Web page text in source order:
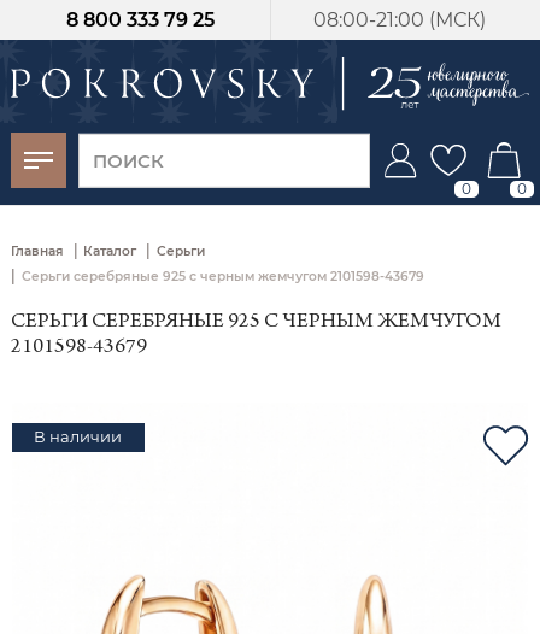
08:00-21:00 (МСК)
8 800 333 79 25
0 0
Главная | Каталог | Серьги
| Серьги серебряные 925 с черным жемчугом 2101598-43679
СЕРЬГИ СЕРЕБРЯНЫЕ 925 С ЧЕРНЫМ ЖЕМЧУГОМ
2101598-43679
В наличии
-30%
от 15 дней с
момента оплаты